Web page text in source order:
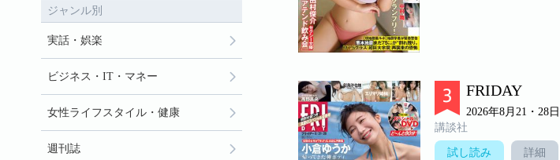
FRIDAY
2026年8月21・28
講談社
試し読み 詳細
ジャンル別
実話・娯楽
ビジネス・IT・マネー
女性ライフスタイル・健康
週刊誌